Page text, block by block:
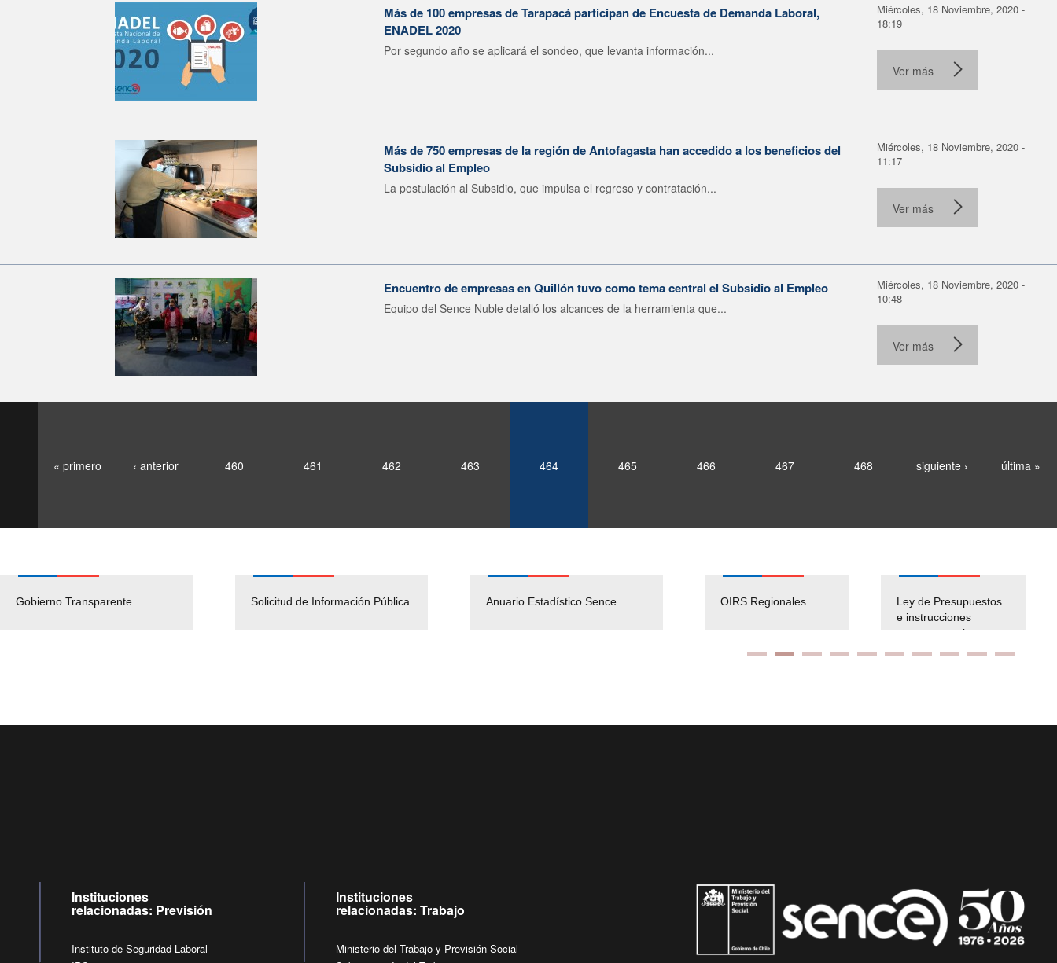
Más de 100 empresas de Tarapacá participan de Encuesta de Demanda Laboral,
ENADEL 2020
Por segundo año se aplicará el sondeo, que levanta información...
Miércoles, 18 Noviembre, 2020 -
18:19
Ver más
Más de 750 empresas de la región de Antofagasta han accedido a los beneficios del
Subsidio al Empleo
La postulación al Subsidio, que impulsa el regreso y contratación...
Miércoles, 18 Noviembre, 2020 -
11:17
Ver más
Encuentro de empresas en Quillón tuvo como tema central el Subsidio al Empleo
Equipo del Sence Ñuble detalló los alcances de la herramienta que...
Miércoles, 18 Noviembre, 2020 -
10:48
Ver más
« primero ‹ anterior 460 461 462 463 464 465 466 467 468 siguiente › última »
Gobierno Transparente Solicitud de Información Pública Anuario Estadístico Sence
Pago Proveedores
Empleos Públicos
Solicitud Audiencias y
OIRS Regionales
Ley de Presupuestos
e instrucciones
presuspuetarias
Instituciones
relacionadas: Previsión
Instituto de Seguridad Laboral
Instituciones
relacionadas: Trabajo
Ministerio del Trabajo y Previsión Social